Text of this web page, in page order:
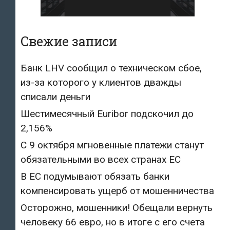
Свежие записи
Банк LHV сообщил о техническом сбое,
из-за которого у клиентов дважды
списали деньги
Шестимесячный Euribor подскочил до
2,156%
С 9 октября мгновенные платежи станут
обязательными во всех странах ЕС
В ЕС подумывают обязать банки
компенсировать ущерб от мошенничества
Осторожно, мошенники! Обещали вернуть
человеку 66 евро, но в итоге с его счета